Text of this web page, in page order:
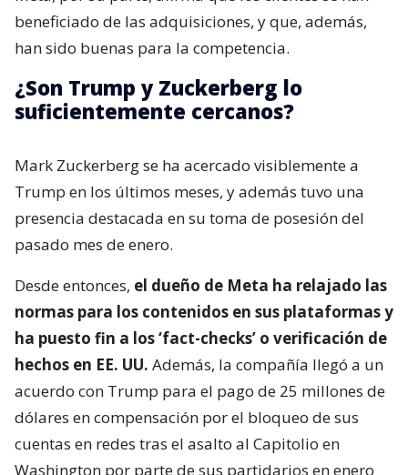
beneficiado de las adquisiciones, y que, además,
han sido buenas para la competencia.
¿Son Trump y Zuckerberg lo
suficientemente cercanos?
Mark Zuckerberg se ha acercado visiblemente a
Trump en los últimos meses, y además tuvo una
presencia destacada en su toma de posesión del
pasado mes de enero.
Desde entonces, el dueño de Meta ha relajado las
normas para los contenidos en sus plataformas y
ha puesto fin a los ‘fact-checks’ o verificación de
hechos en EE. UU. Además, la compañía llegó a un
acuerdo con Trump para el pago de 25 millones de
dólares en compensación por el bloqueo de sus
cuentas en redes tras el asalto al Capitolio en
Washington por parte de sus partidarios en enero